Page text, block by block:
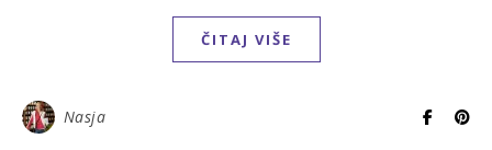
ČITAJ VIŠE
Nasja